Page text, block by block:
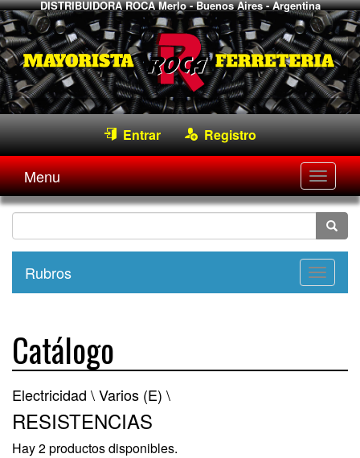
DISTRIBUIDORA ROCA Merlo - Buenos Aires - Argentina
Entrar Registro
Menu
Rubros
Catálogo
Electricidad \Varios (E) \
RESISTENCIAS
Hay 2 productos disponibles.